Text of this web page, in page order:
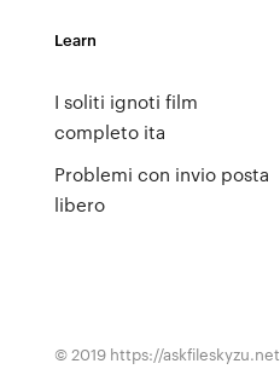
Learn
I soliti ignoti film
completo ita
Problemi con invio posta
libero
© 2019 https://